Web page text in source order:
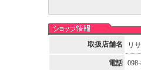
取扱店舗名 リ
電話